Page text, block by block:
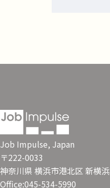
Job Impulse, Japan
〒222-0033
神奈川県 横浜市港北区 新横
Office:045-534-5990